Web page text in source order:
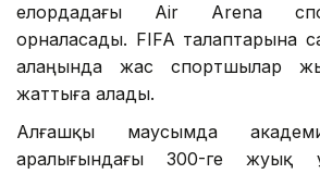
елордадағы Air Arena
орналасады. FIFA талаптарына
алаңында жас спортшылар
жаттыға алады.
Алғашқы маусымда
аралығындағы 300-ге